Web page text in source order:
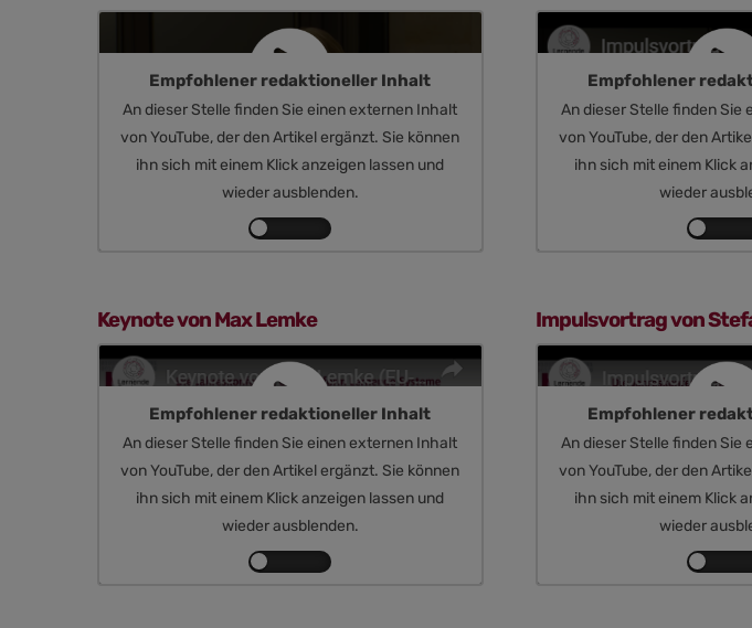
Empfohlener redaktioneller Inhalt
An dieser Stelle finden Sie einen externen Inhalt
von YouTube, der den Artikel ergänzt. Sie können
ihn sich mit einem Klick anzeigen lassen und
wieder ausblenden.
Inhalte
Empfohlener
An dieser Stelle finden Sie
von YouTube, der den
ihn sich mit einem Klick
wieder
Inhalte
Keynote von Max Lemke
Empfohlener redaktioneller Inhalt
An dieser Stelle finden Sie einen externen Inhalt
von YouTube, der den Artikel ergänzt. Sie können
ihn sich mit einem Klick anzeigen lassen und
wieder ausblenden.
Inhalte
Impulsvortrag von
Empfohlener
An dieser Stelle finden Sie
von YouTube, der den
ihn sich mit einem Klick
wieder
Inhalte